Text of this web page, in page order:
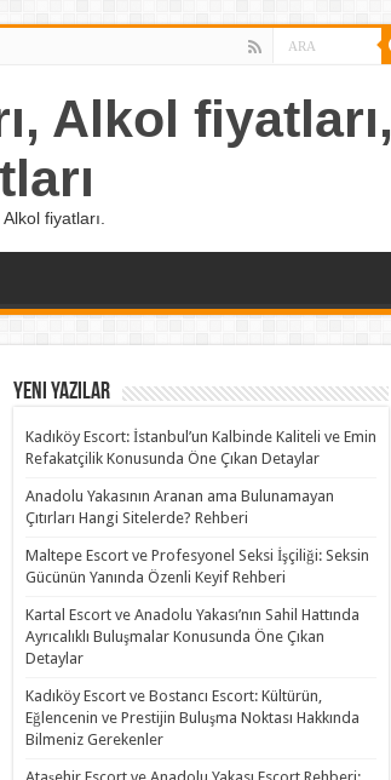
Alkol fiyatları,
fiyatları.
Yeni Yazılar
Kadıköy Escort: İstanbul’un Kalbinde Kaliteli ve Emin
Refakatçilik Konusunda Öne Çıkan Detaylar
Anadolu Yakasının Aranan ama Bulunamayan
Çıtırları Hangi Sitelerde? Rehberi
Maltepe Escort ve Profesyonel Seksi İşçiliği: Seksin
Gücünün Yanında Özenli Keyif Rehberi
Kartal Escort ve Anadolu Yakası’nın Sahil Hattında
Ayrıcalıklı Buluşmalar Konusunda Öne Çıkan
Detaylar
Kadıköy Escort ve Bostancı Escort: Kültürün,
Eğlencenin ve Prestijin Buluşma Noktası Hakkında
Bilmeniz Gerekenler